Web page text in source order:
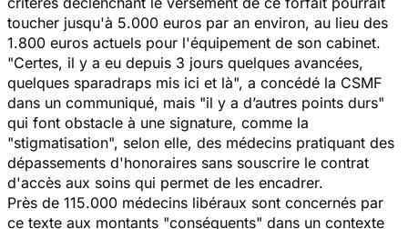
toucher jusqu'à 5.000 euros par an environ, au lieu des
1.800 euros actuels pour l'équipement de son cabinet.
"Certes, il y a eu depuis 3 jours quelques avancées,
quelques sparadraps mis ici et là", a concédé la CSMF
dans un communiqué, mais "il y a d’autres points durs"
qui font obstacle à une signature, comme la
"stigmatisation", selon elle, des médecins pratiquant des
dépassements d'honoraires sans souscrire le contrat
d'accès aux soins qui permet de les encadrer.
Près de 115.000 médecins libéraux sont concernés par
ce texte aux montants "conséquents" dans un contexte